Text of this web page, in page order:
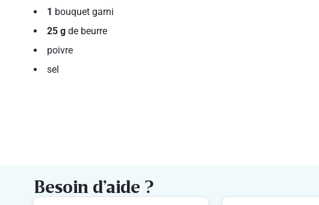
1 bouquet garni
25 g de beurre
poivre
sel
Besoin d’aide ?